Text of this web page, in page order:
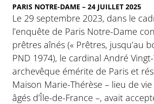
PARIS NOTRE-DAME – 24 JUILLET 2025
Le 29 septembre 2023, dans le
l’enquête de Paris Notre-Dame
prêtres aînés (« Prêtres, jusqu’au
PND 1974), le cardinal André
archevêque émérite de Paris et
Maison Marie-Thérèse – lieu de
âgés d’Île-de-France –, avait